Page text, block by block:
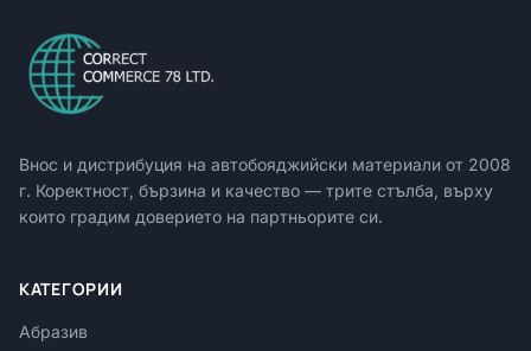
Внос и дистрибуция на автобояджийски материали от 2008
г. Коректност, бързина и качество — трите стълба, върху
които градим доверието на партньорите си.
КАТЕГОРИИ
Абразив